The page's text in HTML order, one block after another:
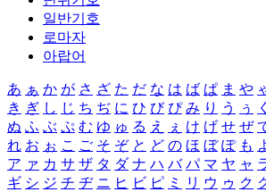
일반기호
로마자
아랍어
あ ぁ か が さ ざ た だ な は ば ぱ ま や
き ぎ し じ ち ぢ に ひ び ぴ み り う ぅ く
ぬ ふ ぶ ぷ む ゆ ゅ る え ぇ け げ せ ぜ
れ お ぉ こ ご そ ぞ と ど の ほ ぼ ぽ も
ア ァ カ サ ザ タ ダ ナ ハ バ パ マ ヤ ャ
ギ シ ジ チ ヂ ニ ヒ ビ ピ ミ リ ウ ゥ ク